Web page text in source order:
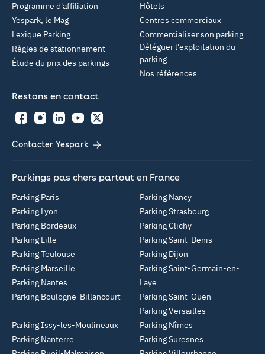
Hôtels
Centres commerciaux
Commercialiser son parking
Déléguer l'exploitation du
parking
Nos références
Programme d'affiliation
Yespark, le Mag
Lexique Parking
Règles de stationnement
Étude du prix des parkings
Restons en contact
FacebookInstagramLinkedInYouTubeTwitter
Contacter Yespark
Parkings pas chers partout en France
Parking Paris
Parking Lyon
Parking Bordeaux
Parking Lille
Parking Toulouse
Parking Marseille
Parking Nantes
Parking Boulogne-Billancourt
Parking Nancy
Parking Strasbourg
Parking Clichy
Parking Saint-Denis
Parking Dijon
Parking Saint-Germain-en-
Laye
Parking Saint-Ouen
Parking Versailles
Parking Issy-les-Moulineaux
Parking Nanterre
Parking Nîmes
Parking Suresnes